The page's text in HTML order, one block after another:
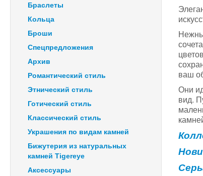
Браслеты
Кольца
Броши
Спецпредложения
Архив
Романтический стиль
Этнический стиль
Готический стиль
Классический стиль
Украшения по видам камней
Бижутерия из натуральных
камней Tigereye
Аксессуары
ваш
Они
вид.